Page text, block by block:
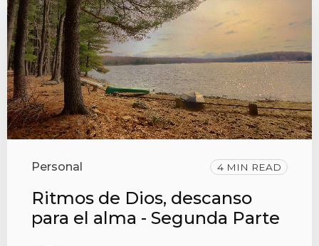
Personal 4 MIN READ
Ritmos de Dios, descanso
para el alma - Segunda Parte